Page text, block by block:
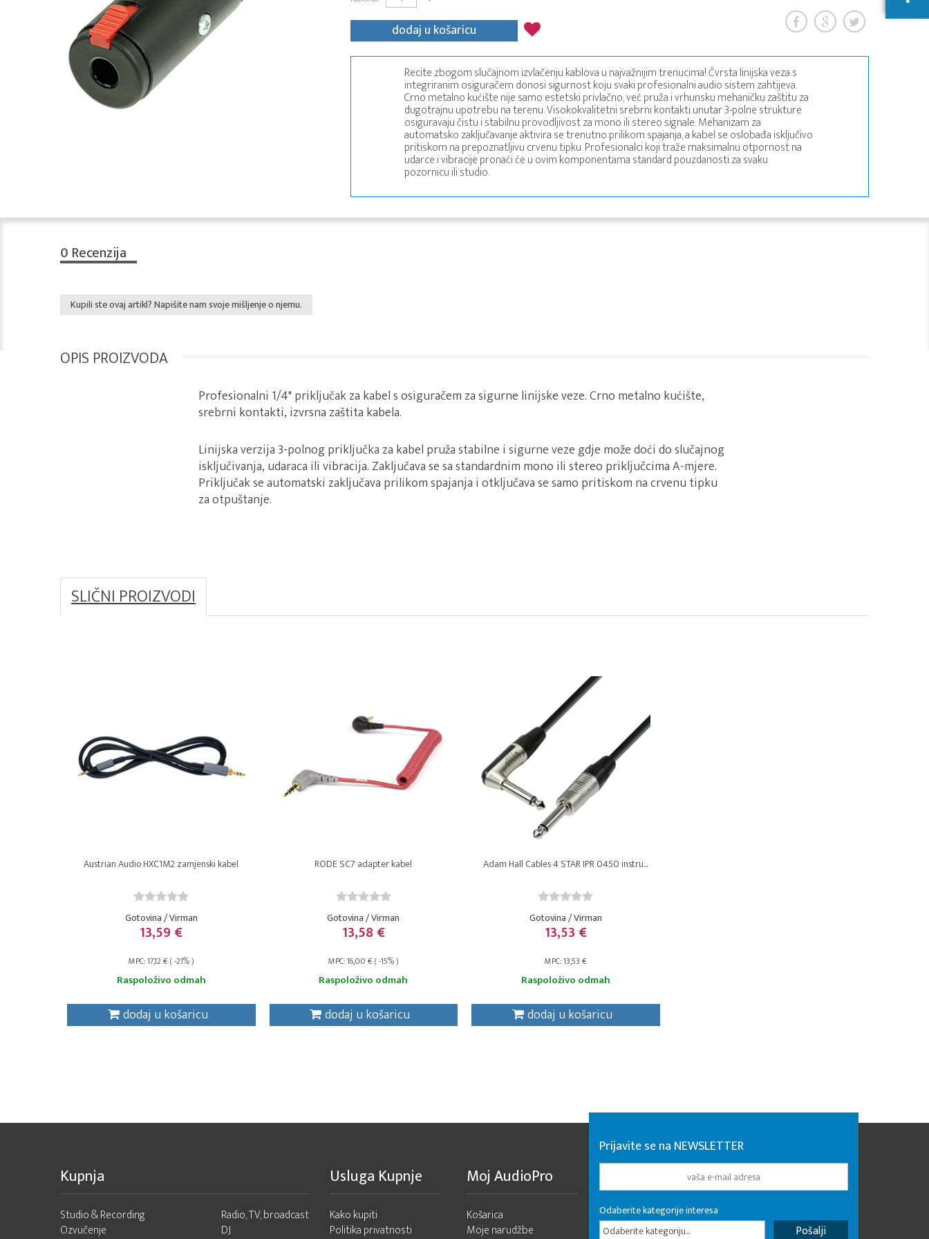
dodaj u košaricu
Recite zbogom slučajnom izvlačenju kablova u najvažnijim trenucima! Čvrsta linijska veza s
integriranim osiguračem donosi sigurnost koju svaki profesionalni audio sistem zahtijeva.
Crno metalno kućište nije samo estetski privlačno, već pruža i vrhunsku mehaničku zaštitu za
dugotrajnu upotrebu na terenu. Visokokvalitetni srebrni kontakti unutar 3-polne strukture
osiguravaju čistu i stabilnu provodljivost za mono ili stereo signale. Mehanizam za
automatsko zaključavanje aktivira se trenutno prilikom spajanja, a kabel se oslobađa isključivo
pritiskom na prepoznatljivu crvenu tipku. Profesionalci koji traže maksimalnu otpornost na
udarce i vibracije pronaći će u ovim komponentama standard pouzdanosti za svaku
pozornicu ili studio.
0 Recenzija
Kupili ste ovaj artikl? Napišite nam svoje mišljenje o njemu.
OPIS PROIZVODA
Profesionalni 1/4" priključak za kabel s osiguračem za sigurne linijske veze. Crno metalno kućište,
srebrni kontakti, izvrsna zaštita kabela.
Linijska verzija 3-polnog priključka za kabel pruža stabilne i sigurne veze gdje može doći do slučajnog
isključivanja, udaraca ili vibracija. Zaključava se sa standardnim mono ili stereo priključcima A-mjere.
Priključak se automatski zaključava prilikom spajanja i otključava se samo pritiskom na crvenu tipku
za otpuštanje.
SLIČNI PROIZVODI
Austrian Audio HXC1M2 zamjenski kabel
Gotovina / Virman
13,59 €
MPC: 17,12 € ( -21% )
Raspoloživo odmah
dodaj u košaricu
RODE SC7 adapter kabel
Gotovina / Virman
13,58 €
MPC: 16,00 € ( -15% )
Raspoloživo odmah
dodaj u košaricu
Adam Hall Cables 4 STAR IPR 0450 instru...
Gotovina / Virman
13,53 €
MPC: 13,53 €
Raspoloživo odmah
dodaj u košaricu
Kupnja
Studio & Recording
Ozvučenje
Radio, TV, broadcast
DJ
Usluga Kupnje
Kako kupiti
Politika privatnosti
Moj AudioPro
Košarica
Moje narudžbe
Prijavite se na NEWSLETTER
Odaberite kategorije interesa
Odaberite kategoriju...